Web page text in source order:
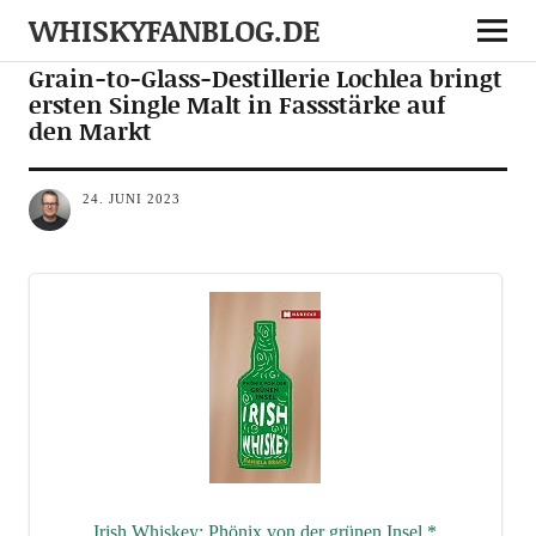
WHISKYFANBLOG.DE
NEWS NOTES
Grain-to-Glass-Destillerie Lochlea bringt
ersten Single Malt in Fassstärke auf
den Markt
24. JUNI 2023
Irish Whis­key: Phö­nix von der grü­nen Insel *